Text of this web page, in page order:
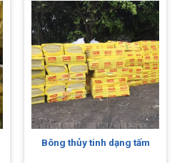
Bông thủy tinh dạng tấm